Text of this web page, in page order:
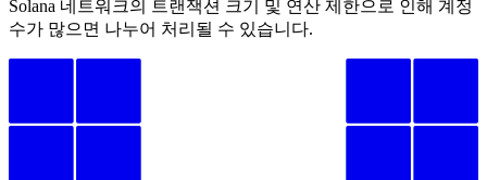
Solana 네트워크의 트랜잭션 크기 및 연산 제한으로 인해 계정
수가 많으면 나누어 처리될 수 있습니다.